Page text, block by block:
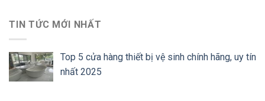
TIN TỨC MỚI NHẤT
Top 5 cửa hàng thiết bị vệ sinh chính hãng, uy tín
nhất 2025